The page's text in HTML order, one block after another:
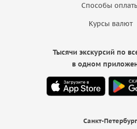
Способы
Курсы валют
Санкт-Петербург
Тысячи экскурсий по
в одном